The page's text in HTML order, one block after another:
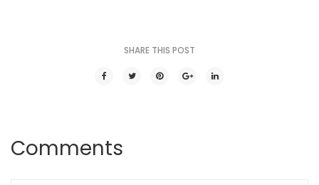
SHARE THIS POST
Comments